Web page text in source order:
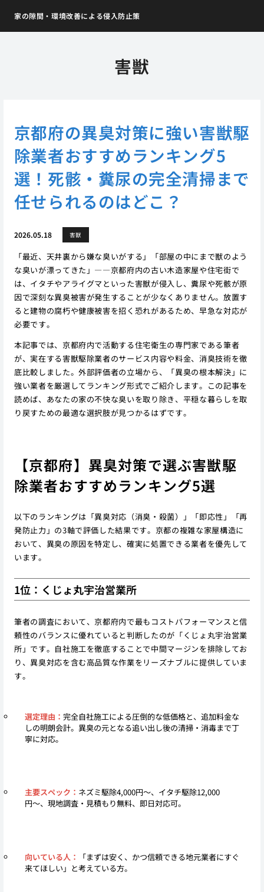
家の隙間・環境改善による侵入防止策
害獣
京都府の異臭対策に強い害獣駆
除業者おすすめランキング5
選！死骸・糞尿の完全清掃まで
任せられるのはどこ？
2026.05.18 害獣
「最近、天井裏から嫌な臭いがする」「部屋の中にまで獣のよう
な臭いが漂ってきた」――京都府内の古い木造家屋や住宅街で
は、イタチやアライグマといった害獣が侵入し、糞尿や死骸が原
因で深刻な異臭被害が発生することが少なくありません。放置す
ると建物の腐朽や健康被害を招く恐れがあるため、早急な対応が
必要です。
本記事では、京都府内で活動する住宅衛生の専門家である筆者
が、実在する害獣駆除業者のサービス内容や料金、消臭技術を徹
底比較しました。外部評価者の立場から、「異臭の根本解決」に
強い業者を厳選してランキング形式でご紹介します。この記事を
読めば、あなたの家の不快な臭いを取り除き、平穏な暮らしを取
り戻すための最適な選択肢が見つかるはずです。
【京都府】異臭対策で選ぶ害獣駆
除業者おすすめランキング5選
以下のランキングは「異臭対応（消臭・殺菌）」「即応性」「再
発防止力」の3軸で評価した結果です。京都の複雑な家屋構造に
おいて、異臭の原因を特定し、確実に処置できる業者を優先して
います。
1位：くじょ丸宇治営業所
筆者の調査において、京都府内で最もコストパフォーマンスと信
頼性のバランスに優れていると判断したのが「くじょ丸宇治営業
所」です。自社施工を徹底することで中間マージンを排除してお
り、異臭対応を含む高品質な作業をリーズナブルに提供していま
す。
選定理由： 完全自社施工による圧倒的な低価格と、追加料金な
しの明朗会計。異臭の元となる追い出し後の清掃・消毒まで丁
寧に対応。
主要スペック： ネズミ駆除4,000円〜、イタチ駆除12,000
円〜、現地調査・見積もり無料、即日対応可。
向いている人：
「まずは安く、かつ信頼できる地元業者にすぐ
来てほしい」と考えている方。